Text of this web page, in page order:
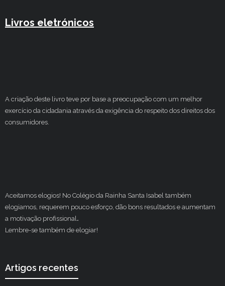
Livros eletrónicos
A criação deste livro teve por base a preocupação com um melhor
exercício da cidadania através da exigência do respeito dos direitos dos
consumidores.
Aceitamos elogios! No Colégio da Rainha Santa Isabel também
elogiamos, requerem pouco esforço, dão bons resultados e aumentam
a motivação profissional.
Lembre-se também de elogiar!
Artigos recentes